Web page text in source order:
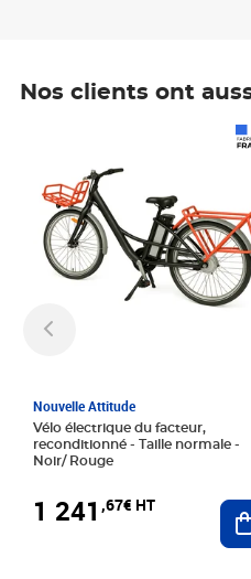
Nos clients ont
Nouvelle Attitude
Vélo électrique du facteur,
reconditionné - Taille normale -
Noir/ Rouge
1 241 ,67€ HT